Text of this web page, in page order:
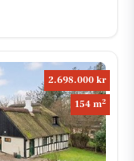
2.698.000 kr
154 m2